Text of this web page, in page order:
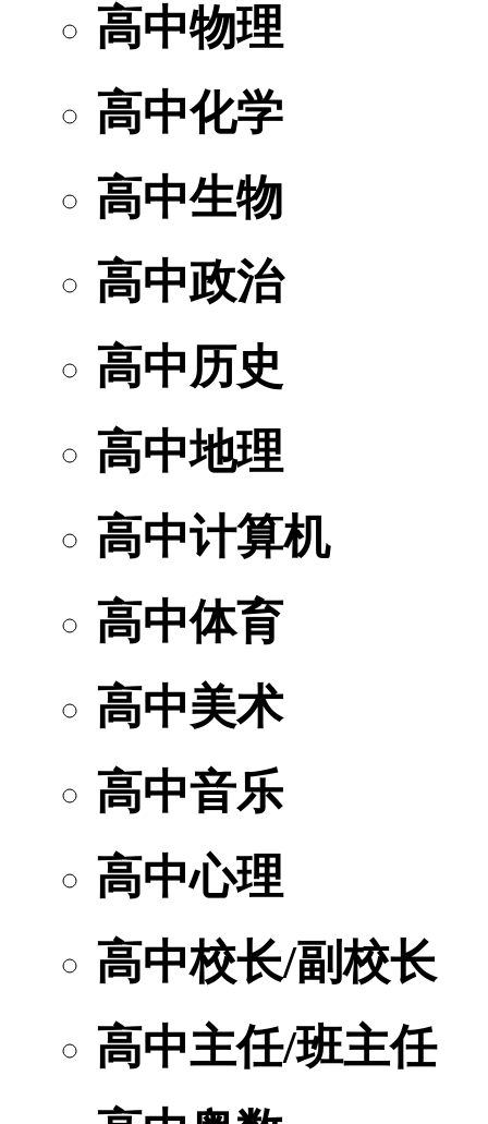
高中物理
高中化学
高中生物
高中政治
高中历史
高中地理
高中计算机
高中体育
高中美术
高中音乐
高中心理
高中校长/副校长
高中主任/班主任